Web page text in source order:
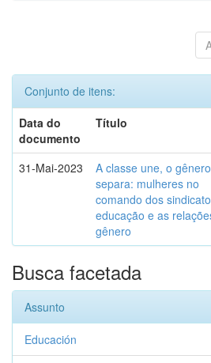
Conjunto de itens:
Data do
documento
Título
31-Mai-2023
A classe une, o gênero
separa: mulheres no
comando dos
educação e as
gênero
Busca facetada
Assunto
Educación